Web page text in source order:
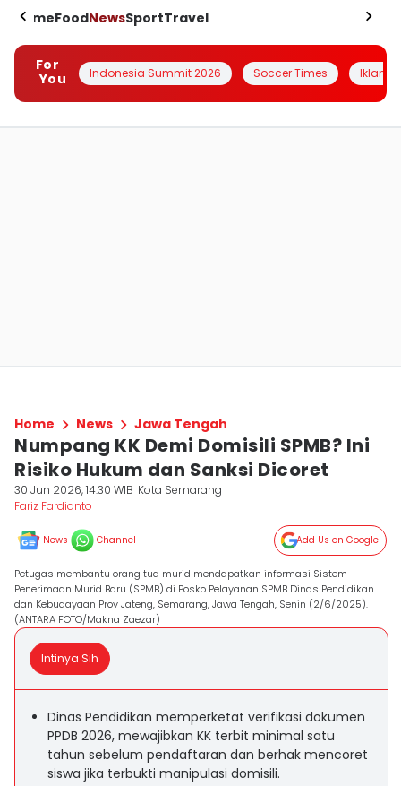
HomeFoodNewsSportTravel
For
You
Indonesia Summit 2026 Soccer Times Iklanin
Home News Jawa Tengah
Numpang KK Demi Domisili SPMB? Ini
Risiko Hukum dan Sanksi Dicoret
30 Jun 2026, 14:30 WIB Kota Semarang
Fariz Fardianto
News Channel Add Us on Google
Petugas membantu orang tua murid mendapatkan informasi Sistem
Penerimaan Murid Baru (SPMB) di Posko Pelayanan SPMB Dinas Pendidikan
dan Kebudayaan Prov Jateng, Semarang, Jawa Tengah, Senin (2/6/2025).
(ANTARA FOTO/Makna Zaezar)
Intinya Sih
Dinas Pendidikan memperketat verifikasi dokumen
PPDB 2026, mewajibkan KK terbit minimal satu
tahun sebelum pendaftaran dan berhak mencoret
siswa jika terbukti manipulasi domisili.